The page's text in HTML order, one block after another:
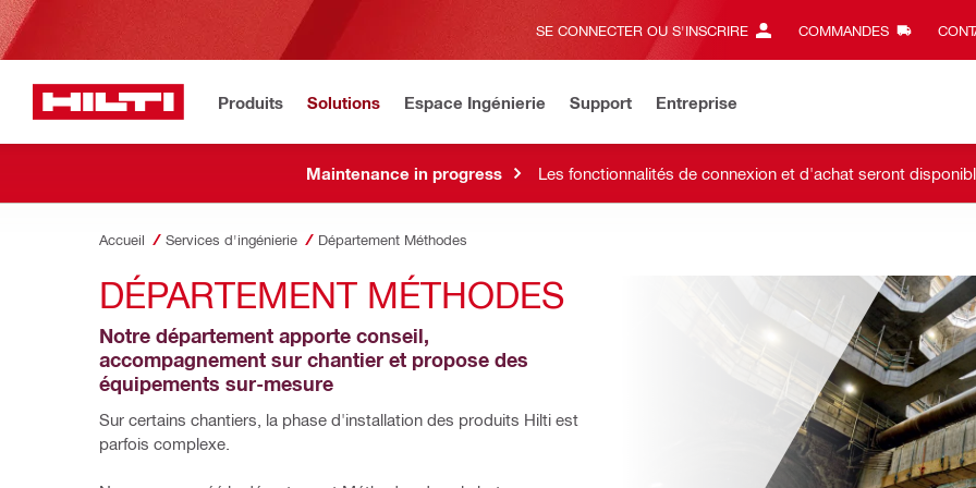
SE CONNECTER OU S'INSCRIRE COMMANDES
Produits Solutions Espace Ingénierie Support Entreprise
Maintenance in progress Les fonctionnalités de connexion et d'achat seront
Accueil Services d'ingénierie Département Méthodes
DÉPARTEMENT MÉTHODES
Notre département apporte conseil,
accompagnement sur chantier et propose des
équipements sur-mesure
Sur certains chantiers, la phase d'installation des produits Hilti est
parfois complexe.